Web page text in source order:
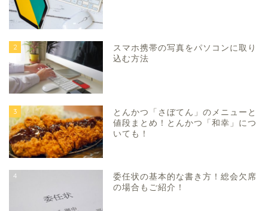
2
スマホ携帯の写真をパソコンに取り
込む方法
3
とんかつ「さぼてん」のメニューと
値段まとめ！とんかつ「和幸」につ
いても！
4
委任状の基本的な書き方！総会欠席
の場合もご紹介！